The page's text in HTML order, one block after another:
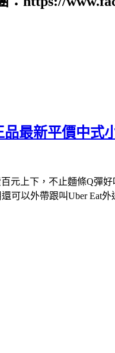
品最新平價中
元上下，不止麵條Q
可以外帶跟叫Uber Eat外